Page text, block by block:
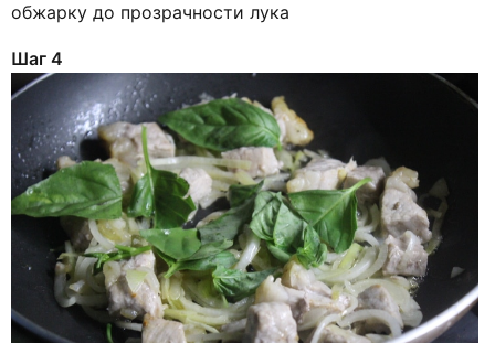
обжарку до прозрачности лука
Шаг 4